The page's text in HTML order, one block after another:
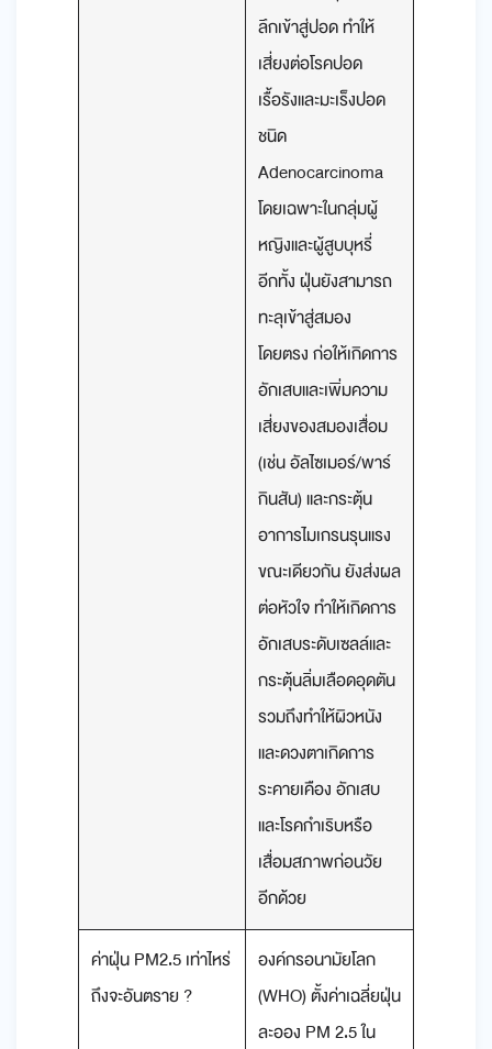
ลึกเข้าสู่ปอด ทำให้
เสี่ยงต่อโรคปอด
เรื้อรังและมะเร็งปอด
ชนิด
Adenocarcinoma
โดยเฉพาะในกลุ่มผู้
หญิงและผู้สูบบุหรี่
อีกทั้ง ฝุ่นยังสามารถ
ทะลุเข้าสู่สมอง
โดยตรง ก่อให้เกิดการ
อักเสบและเพิ่มความ
เสี่ยงของสมองเสื่อม
(เช่น อัลไซเมอร์/พาร์
กินสัน) และกระตุ้น
อาการไมเกรนรุนแรง
ขณะเดียวกัน ยังส่งผล
ต่อหัวใจ ทำให้เกิดการ
อักเสบระดับเซลล์และ
กระตุ้นลิ่มเลือดอุดตัน
รวมถึงทำให้ผิวหนัง
และดวงตาเกิดการ
ระคายเคือง อักเสบ
และโรคกำเริบหรือ
เสื่อมสภาพก่อนวัย
อีกด้วย
ค่าฝุ่น PM2.5 เท่าไหร่
ถึงจะอันตราย ?
องค์กรอนามัยโลก
(WHO) ตั้งค่าเฉลี่ยฝุ่น
ละออง PM 2.5 ใน